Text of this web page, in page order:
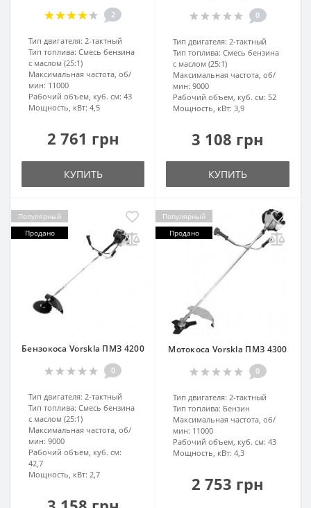
2
Тип двигателя: 2-тактный
Тип топлива: Смесь бензина
с маслом (25:1)
Максимальная частота, об/
мин: 11000
Рабочий объем, куб. см: 43
Мощность, кВт: 4,5
2 761 грн
КУПИТЬ
0
Тип двигателя: 2-тактный
Тип топлива: Смесь бензина
с маслом (25:1)
Максимальная частота, об/
мин: 9000
Рабочий объем, куб. см: 52
Мощность, кВт: 3,9
3 108 грн
КУПИТЬ
Популярный
Продано
Бензокоса Vorskla ПМЗ 4200
0
Тип двигателя: 2-тактный
Тип топлива: Смесь бензина
с маслом (25:1)
Максимальная частота, об/
мин: 9000
Рабочий объем, куб. см:
42,7
Мощность, кВт: 2,7
Популярный
Продано
Мотокоса Vorskla ПМЗ 4300
0
Тип двигателя: 2-тактный
Тип топлива: Бензин
Максимальная частота, об/
мин: 11000
Рабочий объем, куб. см: 43
Мощность, кВт: 4,3
2 753 грн